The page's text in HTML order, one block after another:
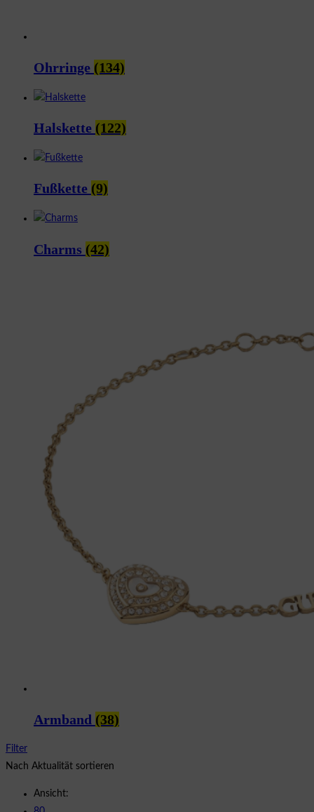
Ohrringe (134)
Halskette (122)
Fußkette (9)
Charms (42)
Armband (38)
Filter
Nach Aktualität sortieren
Ansicht: